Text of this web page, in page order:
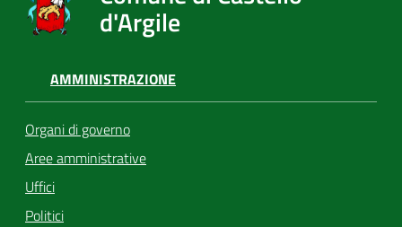
d'Argile
AMMINISTRAZIONE
Organi di governo
Aree amministrative
Uffici
Politici